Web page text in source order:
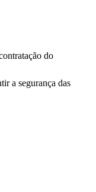
do
a segurança das